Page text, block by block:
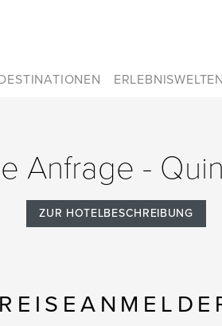
ERLEBNISWELTEN
Anfrage -
ZUR HOTELBESCHREIBUNG